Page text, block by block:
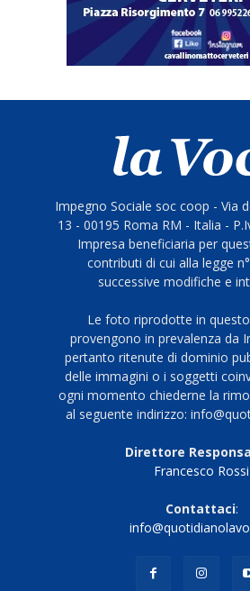
Impegno Sociale soc coop - Via
13 - 00195 Roma RM - Italia -
Impresa beneficiaria per
contributi di cui alla legge
successive modifiche e
Le foto riprodotte in
provengono in prevalenza da
pertanto ritenute di dominio
delle immagini o i soggetti
ogni momento chiederne la
al seguente indirizzo:
Direttore
Francesco Rossi
Contattaci: